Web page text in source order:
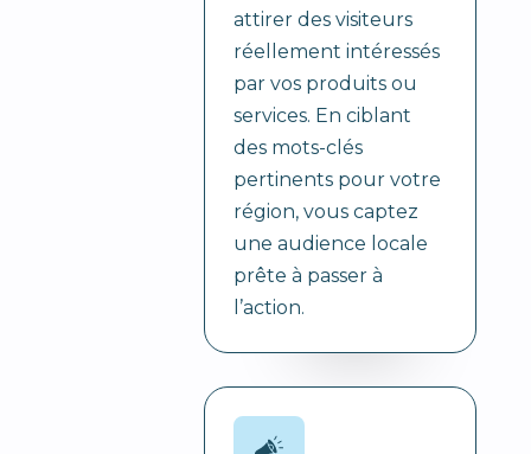
attirer des visiteurs
réellement intéressés
par vos produits ou
services. En ciblant
des mots-clés
pertinents pour votre
région, vous captez
une audience locale
prête à passer à
l’action.